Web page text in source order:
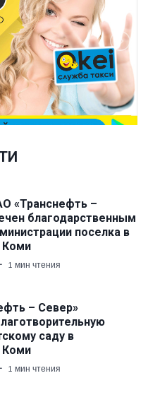
«Транснефть –
благодарственным
поселка в
Коми
1 мин чтения
– Север»
саду в
Коми
1 мин чтения